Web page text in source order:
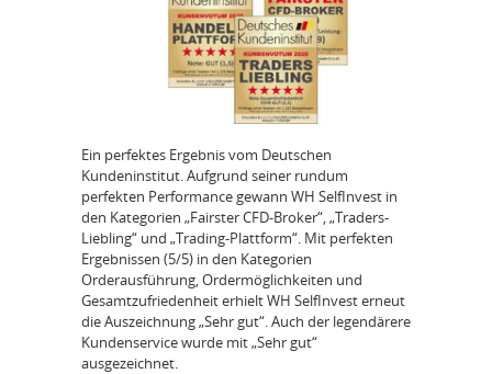
Ein perfektes Ergebnis vom Deutschen
Kundeninstitut. Aufgrund seiner rundum
perfekten Performance gewann WH SelfInvest in
den Kategorien „Fairster CFD-Broker“, „Traders-
Liebling“ und „Trading-Plattform“. Mit perfekten
Ergebnissen (5/5) in den Kategorien
Orderausführung, Ordermöglichkeiten und
Gesamtzufriedenheit erhielt WH SelfInvest erneut
die Auszeichnung „Sehr gut“. Auch der legendärere
Kundenservice wurde mit „Sehr gut“
ausgezeichnet.